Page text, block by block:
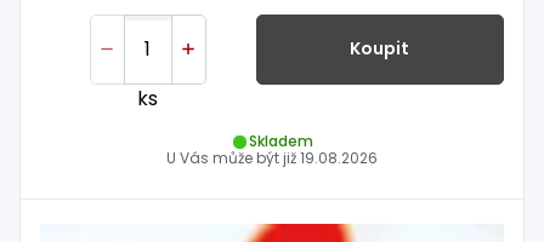
ks
Koupit
Skladem
U Vás může být již19.08.2026